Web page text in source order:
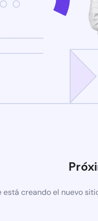
está creando el nuevo